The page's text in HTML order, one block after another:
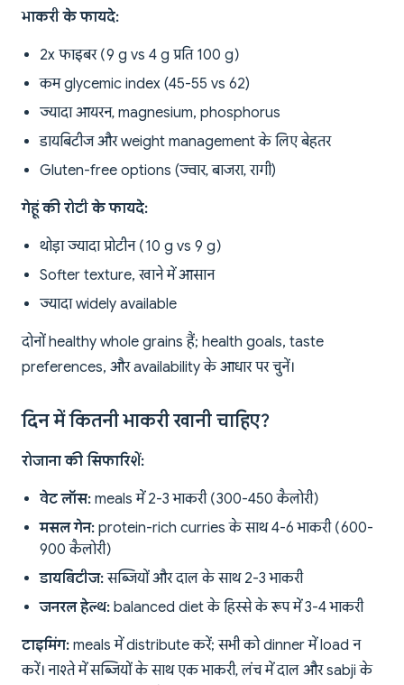
भाकरी के फायदे:
2x फाइबर (9 g vs 4 g प्रति 100 g)
कम glycemic index (45-55 vs 62)
ज्यादा आयरन, magnesium, phosphorus
डायबिटीज और weight management के लिए बेहतर
Gluten-free options (ज्वार, बाजरा, रागी)
गेहूं की रोटी के फायदे:
थोड़ा ज्यादा प्रोटीन (10 g vs 9 g)
Softer texture, खाने में आसान
ज्यादा widely available
दोनों healthy whole grains हैं; health goals, taste
preferences, और availability के आधार पर चुनें।
दिन में कितनी भाकरी खानी चाहिए?
रोजाना की सिफारिशें:
वेट लॉस: meals में 2-3 भाकरी (300-450 कैलोरी)
मसल गेन: protein-rich curries के साथ 4-6 भाकरी (600-
900 कैलोरी)
डायबिटीज:सब्जियों और दाल के साथ 2-3 भाकरी
जनरल हेल्थ: balanced diet के हिस्से के रूप में 3-4 भाकरी
टाइमिंग: meals में distribute करें; सभी को dinner में load न
करें। नाश्ते में सब्जियों के साथ एक भाकरी, लंच में दाल और sabji के